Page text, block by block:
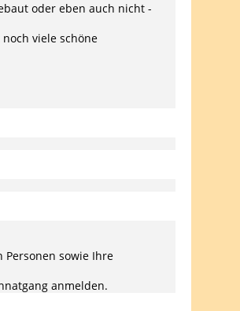
oder eben auch nicht -
viele schöne
sowie Ihre
anmelden.